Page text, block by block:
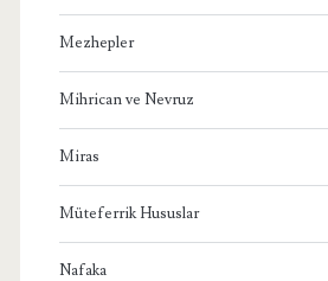
Mezhepler
Mihrican ve Nevruz
Miras
Müteferrik Hususlar
Nafaka